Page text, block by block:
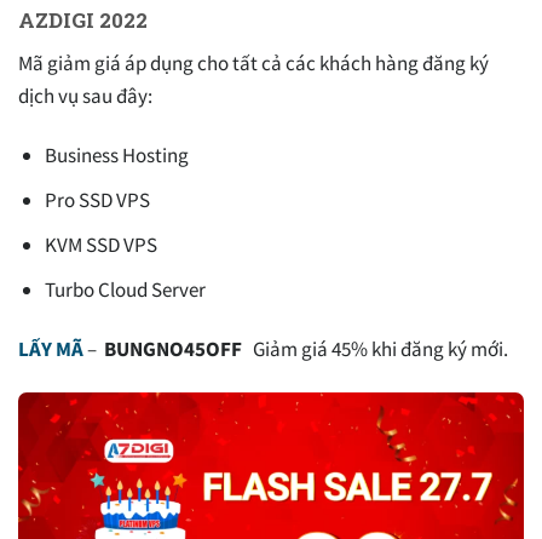
AZDIGI 2022
Mã giảm giá áp dụng cho tất cả các khách hàng đăng ký
dịch vụ sau đây:
Business Hosting
Pro SSD VPS
KVM SSD VPS
Turbo Cloud Server
LẤY MÃ– BUNGNO45OFF Giảm giá 45% khi đăng ký mới.